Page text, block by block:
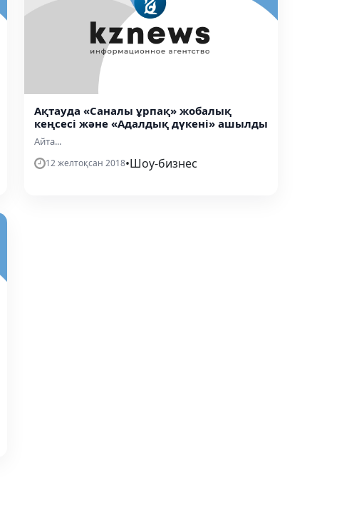
Ақтауда «Саналы ұрпақ» жобалық
кеңсесі және «Адалдық дүкені» ашылды
Айта...
12 желтоқсан 2018•Шоу-бизнес